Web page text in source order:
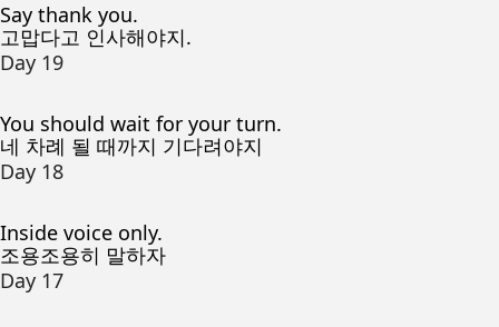
Say thank you.
고맙다고 인사해야지.
Day 19
You should wait for your turn.
네 차례 될 때까지 기다려야지
Day 18
Inside voice only.
조용조용히 말하자
Day 17